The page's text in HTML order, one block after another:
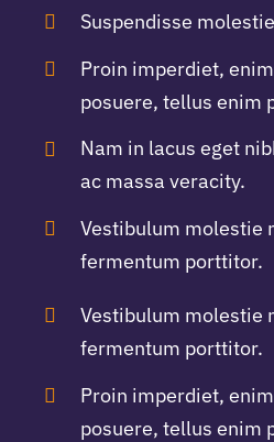
Suspendisse
Proin imperdiet,
posuere, tellus enim
Nam in lacus eget
ac massa veracity.
Vestibulum molestie
fermentum porttitor.
Vestibulum molestie
fermentum porttitor.
Proin imperdiet,
posuere, tellus enim